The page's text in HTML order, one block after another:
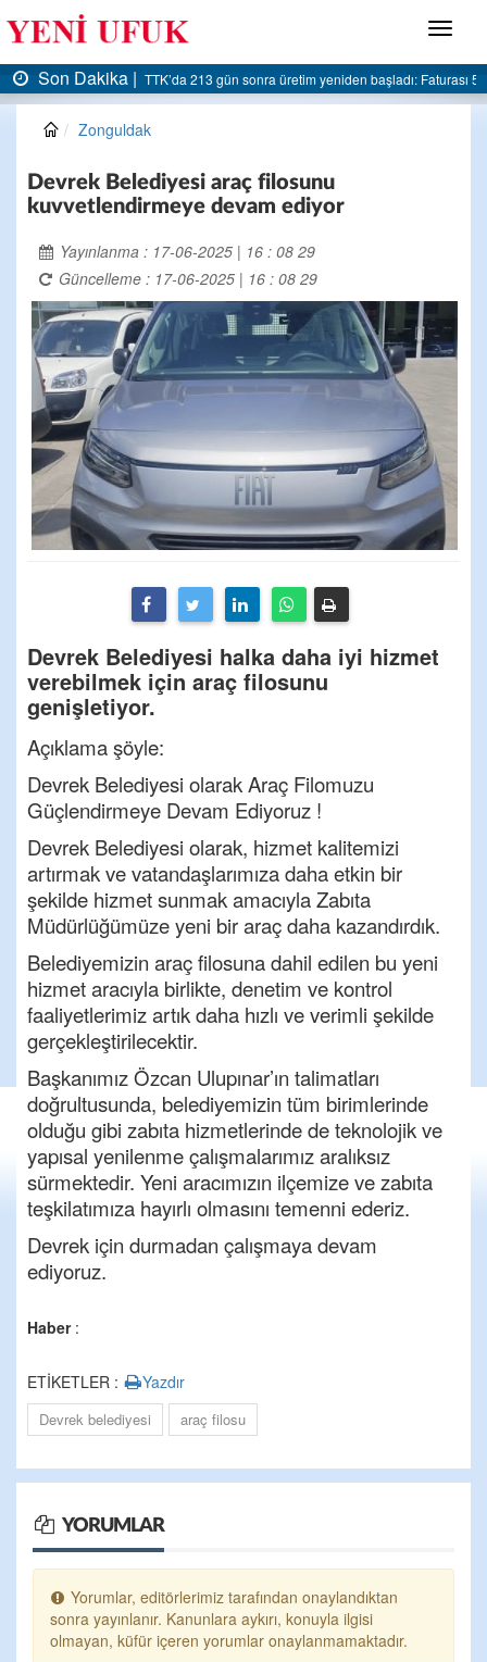
Menü
Faturası 5 milyar liraya dayandı
Son Dakika |AK Parti Ereğli İlçe Başkanlığı’ndan
Zonguldak
Devrek Belediyesi araç filosunu
kuvvetlendirmeye devam ediyor
Yayınlanma : 17-06-2025 | 16 : 08 29
Güncelleme : 17-06-2025 | 16 : 08 29
Devrek Belediyesi halka daha iyi hizmet
verebilmek için araç filosunu
genişletiyor.
Açıklama şöyle:
Devrek Belediyesi olarak Araç Filomuzu
Güçlendirmeye Devam Ediyoruz !
Devrek Belediyesi olarak, hizmet kalitemizi
artırmak ve vatandaşlarımıza daha etkin bir
şekilde hizmet sunmak amacıyla Zabıta
Müdürlüğümüze yeni bir araç daha kazandırdık.
Belediyemizin araç filosuna dahil edilen bu yeni
hizmet aracıyla birlikte, denetim ve kontrol
faaliyetlerimiz artık daha hızlı ve verimli şekilde
gerçekleştirilecektir.
Başkanımız Özcan Ulupınar’ın talimatları
doğrultusunda, belediyemizin tüm birimlerinde
olduğu gibi zabıta hizmetlerinde de teknolojik ve
yapısal yenilenme çalışmalarımız aralıksız
sürmektedir. Yeni aracımızın ilçemize ve zabıta
teşkilatımıza hayırlı olmasını temenni ederiz.
Devrek için durmadan çalışmaya devam
ediyoruz.
Haber:
ETİKETLER : Yazdır
Devrek belediyesi araç filosu
YORUMLAR
Yorumlar, editörlerimiz tarafından onaylandıktan
sonra yayınlanır. Kanunlara aykırı, konuyla ilgisi
olmayan, küfür içeren yorumlar onaylanmamaktadır.